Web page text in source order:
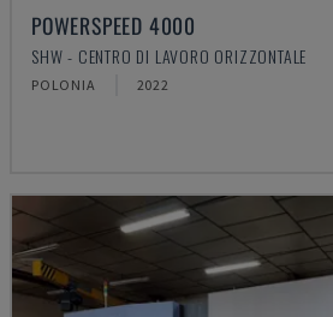
POWERSPEED 4000
SHW - CENTRO DI LAVORO ORIZZONTALE
POLONIA 2022